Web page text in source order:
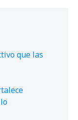
que las